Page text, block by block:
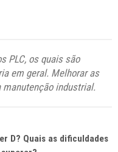
PLC, os quais são
em geral. Melhorar as
industrial.
D? Quais as dificuldades